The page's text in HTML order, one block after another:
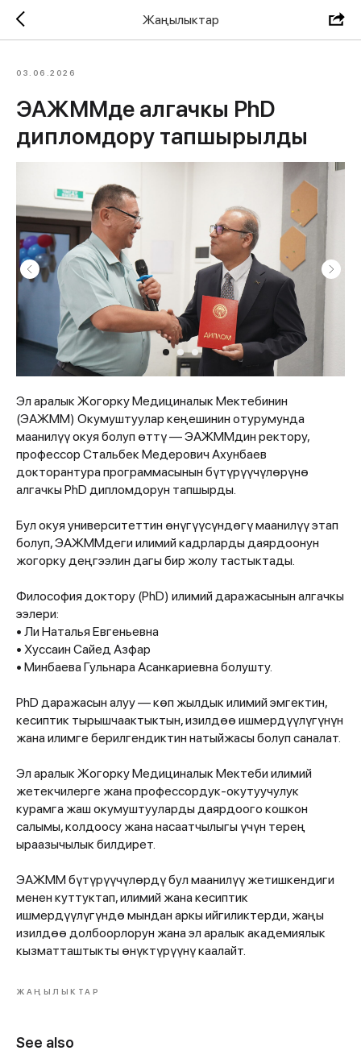
Жаңылыктар
03.06.2026
ЭАЖММде алгачкы PhD
дипломдору тапшырылды
Эл аралык Жогорку Медициналык Мектебинин
(ЭАЖММ) Окумуштуулар кеңешинин отурумунда
маанилүү окуя болуп өттү — ЭАЖММдин ректору,
профессор Стальбек Медерович Ахунбаев
докторантура программасынын бүтүрүүчүлөрүнө
алгачкы PhD дипломдорун тапшырды.
Бул окуя университеттин өнүгүүсүндөгү маанилүү этап
болуп, ЭАЖММдеги илимий кадрларды даярдоонун
жогорку деңгээлин дагы бир жолу тастыктады.
Философия доктору (PhD) илимий даражасынын алгачкы
ээлери:
• Ли Наталья Евгеньевна
• Хуссаин Сайед Азфар
• Минбаева Гульнара Асанкариевна болушту.
PhD даражасын алуу — көп жылдык илимий эмгектин,
кесиптик тырышчаактыктын, изилдөө ишмердүүлүгүнүн
жана илимге берилгендиктин натыйжасы болуп саналат.
Эл аралык Жогорку Медициналык Мектеби илимий
жетекчилерге жана профессордук-окутуучулук
курамга жаш окумуштууларды даярдоого кошкон
салымы, колдоосу жана насаатчылыгы үчүн терең
ыраазычылык билдирет.
ЭАЖММ бүтүрүүчүлөрдү бул маанилүү жетишкендиги
менен куттуктап, илимий жана кесиптик
ишмердүүлүгүндө мындан аркы ийгиликтерди, жаңы
изилдөө долбоорлорун жана эл аралык академиялык
кызматташтыкты өнүктүрүүнү каалайт.
ЖАҢЫЛЫКТАР
See also